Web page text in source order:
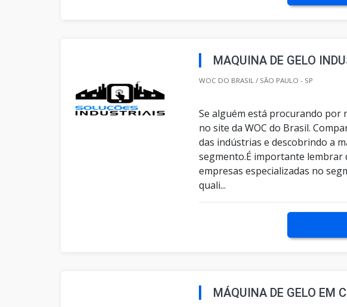
MAQUINA DE GELO
WOC DO BRASIL / SÃO PAULO - SP
Se alguém está procurando por
no site da WOC do Brasil.
das indústrias e descobrindo a
segmento.É importante lembrar
empresas especializadas no
quali...
MÁQUINA DE GELO EM